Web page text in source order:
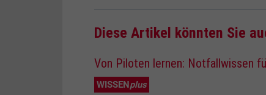
Diese Artikel könnten Sie
Von Piloten lernen: Notfallwissen
WISSENplus